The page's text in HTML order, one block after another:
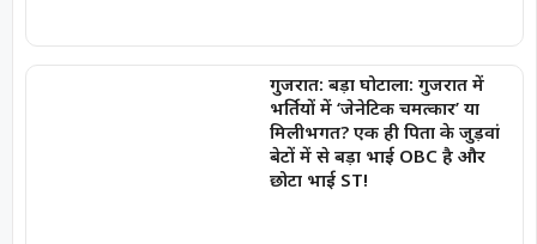
गुजरात: बड़ा घोटाला: गुजरात में
भर्तियों में ‘जेनेटिक चमत्कार’ या
मिलीभगत? एक ही पिता के जुड़वां
बेटों में से बड़ा भाई OBC है और
छोटा भाई ST!